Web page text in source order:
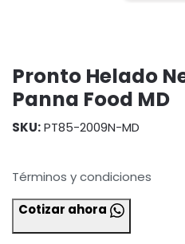
Pronto Helado
Panna Food MD
SKU:PT85-2009N-MD
Términos y condiciones
Cotizar ahora